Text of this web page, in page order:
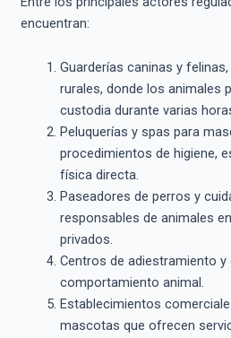
encuentran:
Guarderías caninas y
rurales, donde los animales
custodia durante varias
Peluquerías y spas para
procedimientos de higiene,
física directa.
Paseadores de perros y
responsables de animales
privados.
Centros de adiestramiento y
comportamiento animal.
Establecimientos
mascotas que ofrecen